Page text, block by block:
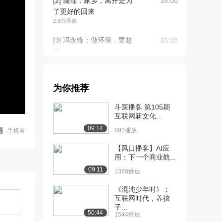
手机看
了更好的回来
2.8万播放
[3] 冯永锋：做环保，要趁
16:18
可期
[4] 蒋高明：我的高效生态
17:32
[4] 付永：跑出生命的舒适
18:00
[5] 刘正琛：用爱自己的心
18:39
为你推荐
09:14
斗医播客 第105期
互联网新文化...
892播放
09:11
【风口播客】AI应
用：下一个商业航...
1368播放
50:44
《混沌少年时》：
互联网时代，养孩
子...
1544播放